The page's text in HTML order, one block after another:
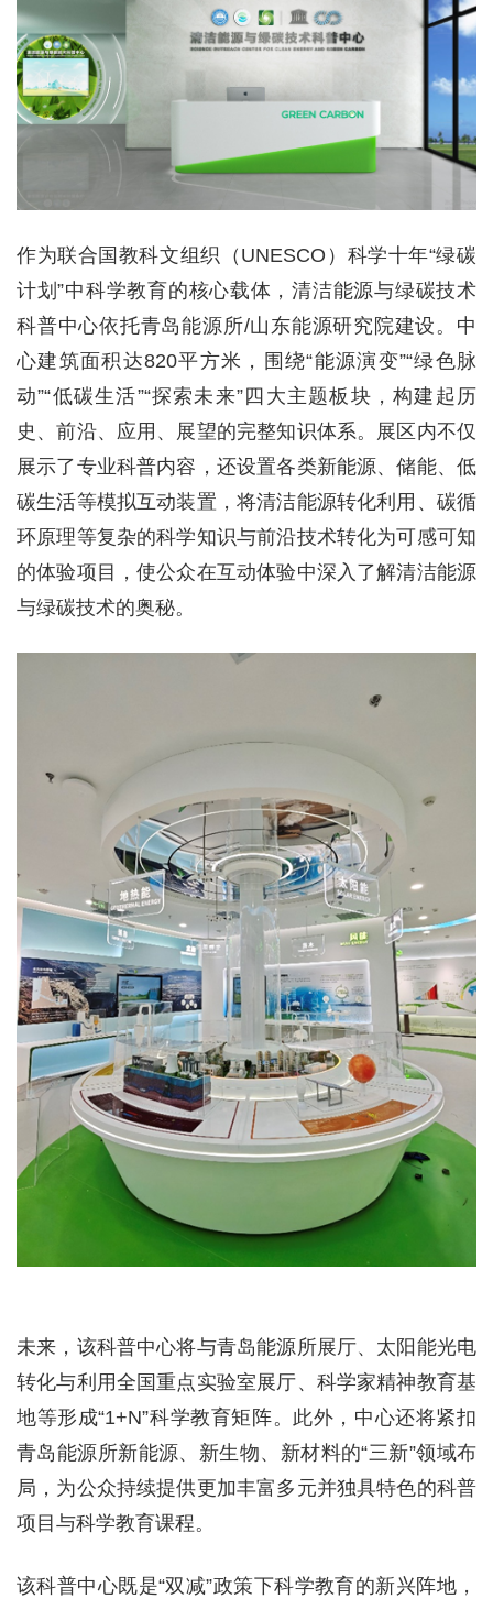
作为联合国教科文组织（UNESCO）科学十年“绿碳
计划”中科学教育的核心载体，清洁能源与绿碳技术
科普中心依托青岛能源所/山东能源研究院建设。中
心建筑面积达820平方米，围绕“能源演变”“绿色脉
动”“低碳生活”“探索未来”四大主题板块，构建起历
史、前沿、应用、展望的完整知识体系。展区内不仅
展示了专业科普内容，还设置各类新能源、储能、低
碳生活等模拟互动装置，将清洁能源转化利用、碳循
环原理等复杂的科学知识与前沿技术转化为可感可知
的体验项目，使公众在互动体验中深入了解清洁能源
与绿碳技术的奥秘。
未来，该科普中心将与青岛能源所展厅、太阳能光电
转化与利用全国重点实验室展厅、科学家精神教育基
地等形成“1+N”科学教育矩阵。此外，中心还将紧扣
青岛能源所新能源、新生物、新材料的“三新”领域布
局，为公众持续提供更加丰富多元并独具特色的科普
项目与科学教育课程。
该科普中心既是“双减”政策下科学教育的新兴阵地，